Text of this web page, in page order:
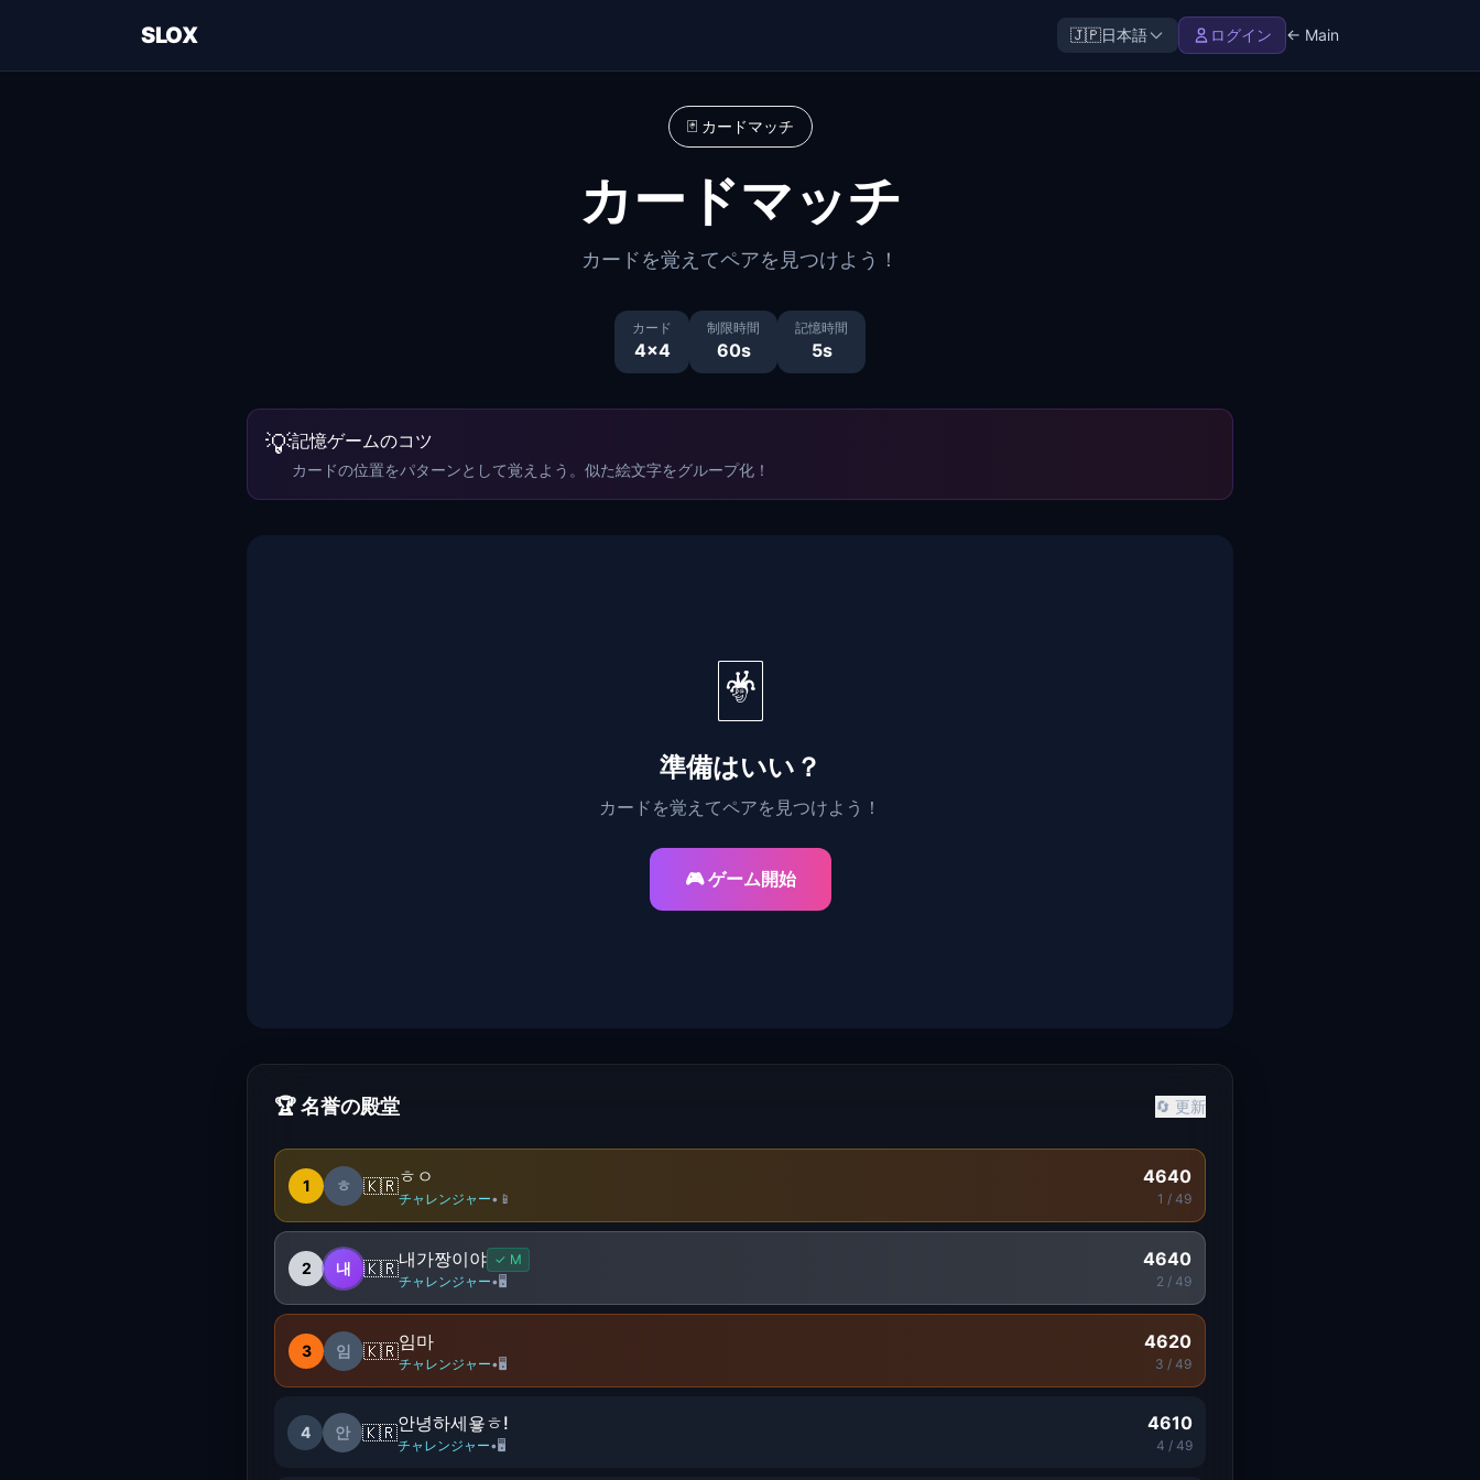
SLOX 🇯🇵日本語 ログイン ← Main
🃏 カードマッチ
カードマッチ
カードを覚えてペアを見つけよう！
カード
4×4
制限時間
60s
記憶時間
5s
💡記憶ゲームのコツ
カードの位置をパターンとして覚えよう。似た絵文字をグループ化！
🃏
準備はいい？
カードを覚えてペアを見つけよう！
🎮 ゲーム開始
🏆 名誉の殿堂 🔄 更新
1 ㅎ 🇰🇷ㅎㅇ
チャレンジャー• 📱
4640
1 / 49
2 내 🇰🇷내가짱이야 ✓ M
チャレンジャー• 🖥️
4640
2 / 49
3 임 🇰🇷임마
チャレンジャー•🖥️
4620
3 / 49
4 안 🇰🇷안녕하세욯ㅎ!
チャレンジャー•🖥️
4610
4 / 49